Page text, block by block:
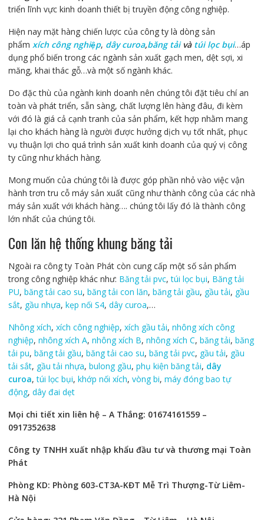
triển lĩnh vực kinh doanh thiết bị truyền động công nghiệp.
Hiện nay mặt hàng chiến lược của công ty là dòng sản
phẩm xích công nghiệp, dây curoa,băng tảivàtúi lọc bụi…áp
dụng phổ biến trong các ngành sản xuất gạch men, dệt sợi, xi
măng, khai thác gỗ…và một số ngành khác.
Do đặc thù của ngành kinh doanh nên chúng tôi đặt tiêu chí an
toàn và phát triển, sẵn sàng, chất lượng lên hàng đâu, đi kèm
với đó là giá cả cạnh tranh của sản phẩm, kết hợp nhằm mang
lại cho khách hàng là người được hưởng dịch vụ tốt nhất, phục
vụ thuận lợi cho quá trình sản xuất kinh doanh của quý vị công
ty cũng như khách hàng.
Mong muốn của chúng tôi là được góp phần nhỏ vào việc vận
hành trơn tru cỗ máy sản xuất cũng như thành công của các nhà
máy sản xuất với khách hàng…. chúng tôi lấy đó là thành công
lớn nhất của chúng tôi.
Con lăn hệ thống khung băng tải
Ngoài ra công ty Toàn Phát còn cung cấp một số sản phẩm
trong công nghiệp khác như: Băng tải pvc,túi lọc bụi, Băng tải
PU, băng tải cao su, băng tải con lăn, băng tải gầu, gầu tải, gầu
sắt, gầu nhựa, kẹp nối S4, dây curoa,…
Nhông xích, xích công nghiệp, xích gầu tải, nhông xích công
nghiệp, nhông xích A, nhông xích B, nhông xích C, băng tải, băng
tải pu, băng tải gầu, băng tải cao su, băng tải pvc, gầu tải, gầu
tải sắt, gầu tải nhựa, bulong gầu, phụ kiện băng tải, dây
curoa,túi lọc bụi, khớp nối xích, vòng bi, máy đóng bao tự
động, dây đai dẹt
Mọi chi tiết xin liên hệ – A Thắng: 01674161559 –
0917352638
Công ty TNHH xuất nhập khẩu đầu tư và thương mại Toàn
Phát
Phòng KD: Phòng 603-CT3A-KĐT Mễ Trì Thượng-Từ Liêm-
Hà Nội